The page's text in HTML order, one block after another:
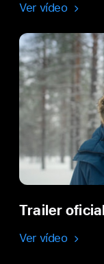
Ver vídeo
Trailer oficial
Ver vídeo